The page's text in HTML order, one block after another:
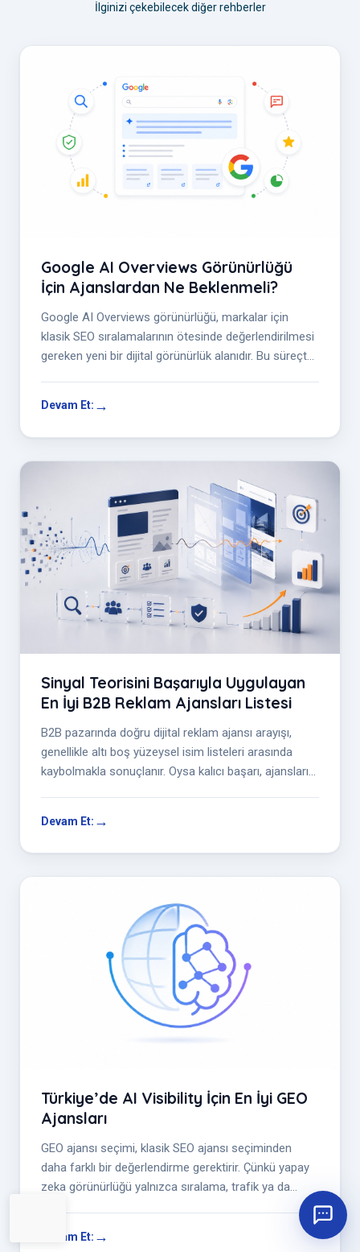
İlginizi çekebilecek diğer rehberler
Google AI Overviews Görünürlüğü
İçin Ajanslardan Ne Beklenmeli?
Google AI Overviews görünürlüğü, markalar için
klasik SEO sıralamalarının ötesinde değerlendirilmesi
gereken yeni bir dijital görünürlük alanıdır. Bu süreçte
Devam Et:
Sinyal Teorisini Başarıyla Uygulayan
En İyi B2B Reklam Ajansları Listesi
B2B pazarında doğru dijital reklam ajansı arayışı,
genellikle altı boş yüzeysel isim listeleri arasında
kaybolmakla sonuçlanır. Oysa kalıcı başarı, ajansları
Devam Et:
Türkiye’de AI Visibility İçin En İyi GEO
Ajansları
GEO ajansı seçimi, klasik SEO ajansı seçiminden
daha farklı bir değerlendirme gerektirir. Çünkü yapay
zeka görünürlüğü yalnızca sıralama, trafik ya da
Devam Et: